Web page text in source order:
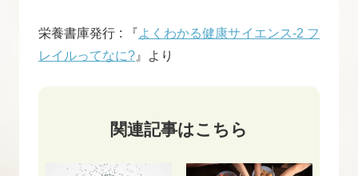
栄養書庫発行 : 『よくわかる健康サイエンス-2 フ
レイルってなに? 』より
関連記事はこちら